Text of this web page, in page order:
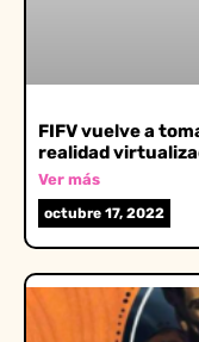
FIFV vuelve a
realidad
Ver más
octubre 17, 2022